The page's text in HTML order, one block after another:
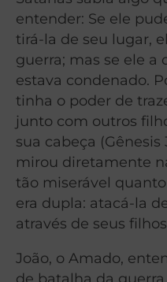
entender: Se ele
tirá-la de seu lugar,
guerra; mas se ele a
estava condenado.
tinha o poder de
junto com outros
sua cabeça (Gênesis
mirou diretamente
tão miserável
era dupla: atacá-la
através de seus
João, o Amado,
de batalha da